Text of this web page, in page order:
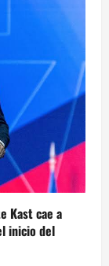
Kast cae a
inicio del